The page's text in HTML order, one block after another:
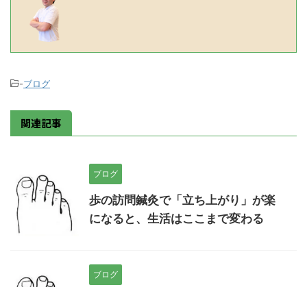
-ブログ
関連記事
ブログ
歩の訪問鍼灸で「立ち上がり」が楽
になると、生活はここまで変わる
ブログ